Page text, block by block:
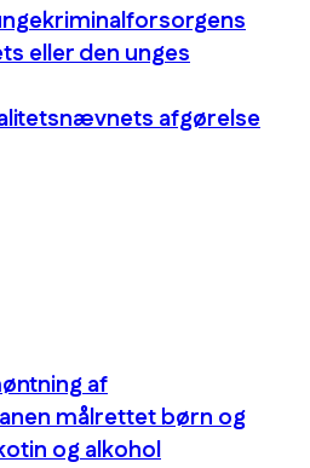
eller den unges
afgørelse
af
målrettet børn og
og alkohol